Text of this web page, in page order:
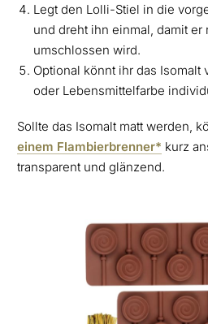
Legt den Lolli-Stiel in die
und dreht ihn einmal, damit
umschlossen wird.
Optional könnt ihr das Isomalt
oder Lebensmittelfarbe
Sollte das Isomalt matt werden,
einem Flambierbrenner* kurz
transparent und glänzend.